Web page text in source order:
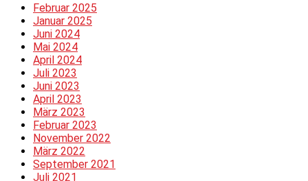
Februar 2025
Januar 2025
Juni 2024
Mai 2024
April 2024
Juli 2023
Juni 2023
April 2023
März 2023
Februar 2023
November 2022
März 2022
September 2021
Juli 2021